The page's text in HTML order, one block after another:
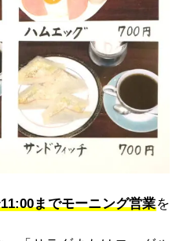
までモーニング営業を